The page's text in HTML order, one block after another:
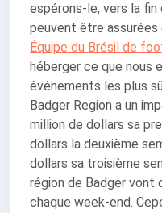
espérons-le, vers la fin
peuvent être assurées
Équipe du Brésil de
héberger ce que nous
événements les plus
Badger Region a un
million de dollars sa
dollars la deuxième
dollars sa troisième
région de Badger vont
chaque week-end.